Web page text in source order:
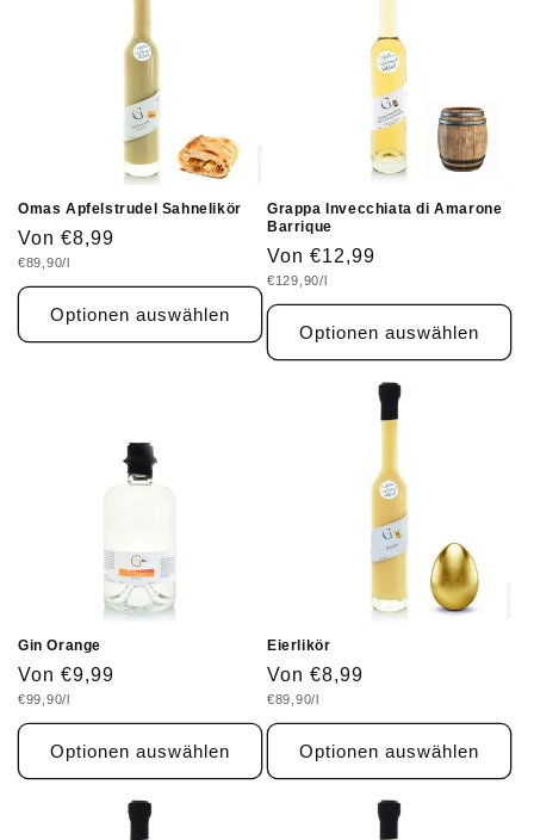
Omas Apfelstrudel Sahnelikör
Normaler
Preis
Von €8,99
Grundpreis
€89,90/l
Optionen auswählen
Grappa Invecchiata di Amarone
Barrique
Normaler
Preis
Von €12,99
Grundpreis
€129,90/l
Optionen auswählen
Gin Orange
Normaler
Preis
Von €9,99
Grundpreis
€99,90/l
Optionen auswählen
Eierlikör
Normaler
Preis
Von €8,99
Grundpreis
€89,90/l
Optionen auswählen